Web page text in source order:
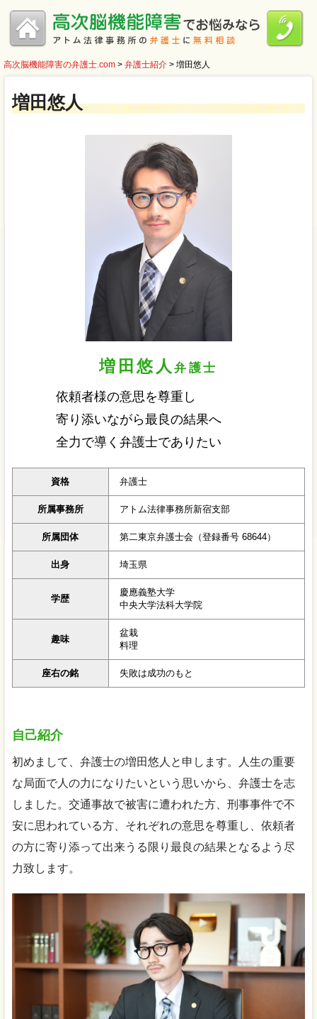
高次脳機能障害の弁護士.com > 弁護士紹介 > 増田悠人
増田悠人
増田悠人弁護士
依頼者様の意思を尊重し
寄り添いながら最良の結果へ
全力で導く弁護士でありたい
資格 弁護士
所属事務所 アトム法律事務所新宿支部
所属団体 第二東京弁護士会（登録番号 68644）
出身 埼玉県
学歴
慶應義塾大学
中央大学法科大学院
趣味
盆栽
料理
座右の銘 失敗は成功のもと
自己紹介
初めまして、弁護士の増田悠人と申します。人生の重要
な局面で人の力になりたいという思いから、弁護士を志
しました。交通事故で被害に遭われた方、刑事事件で不
安に思われている方、それぞれの意思を尊重し、依頼者
の方に寄り添って出来うる限り最良の結果となるよう尽
力致します。